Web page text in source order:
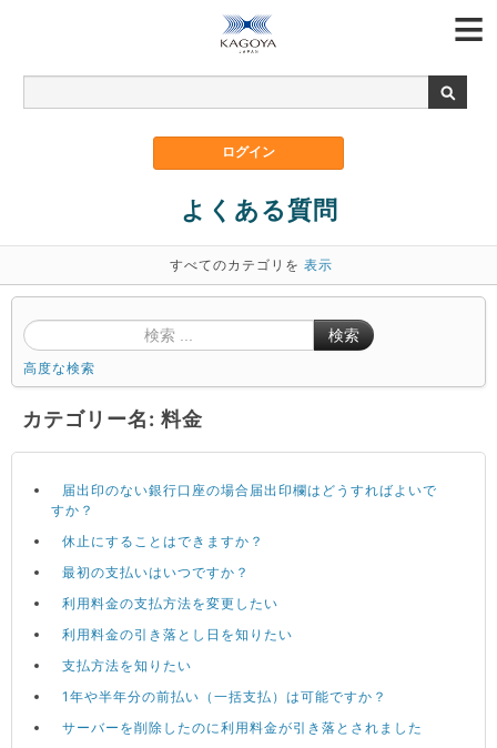
よくある質問
すべてのカテゴリを 表示
検索
高度な検索
カテゴリー名: 料金
届出印のない銀行口座の場合届出印欄はどうすればよいで
すか？
休止にすることはできますか？
最初の支払いはいつですか？
利用料金の支払方法を変更したい
利用料金の引き落とし日を知りたい
支払方法を知りたい
1年や半年分の前払い（一括支払）は可能ですか？
サーバーを削除したのに利用料金が引き落とされました